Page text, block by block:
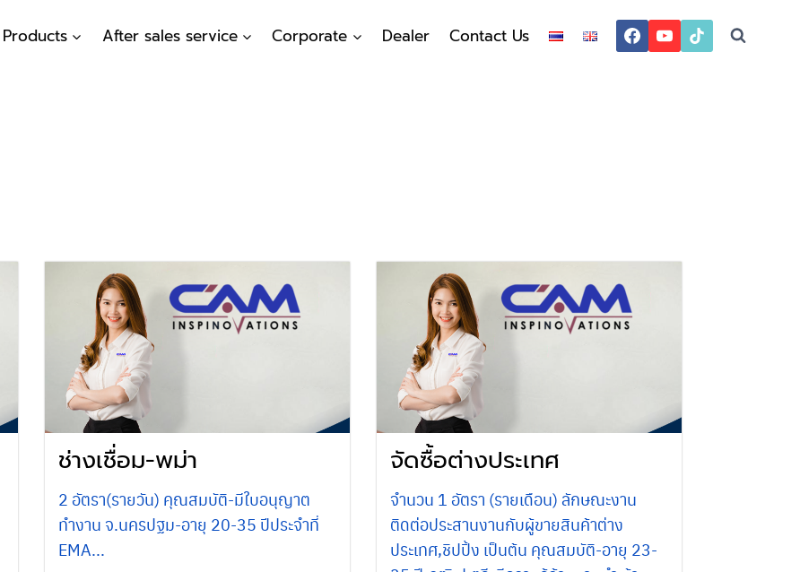
Products After sales service Corporate Dealer Contact Us
ช่างเชื่อม-พม่า
2 อัตรา(รายวัน) คุณสมบัติ-มีใบอนุญาต
ทำงาน จ.นครปฐม-อายุ 20-35 ปีประจำที่
EMA...
จัดซื้อต่างประเทศ
จำนวน 1 อัตรา (รายเดือน) ลักษณะงาน
ติดต่อประสานงานกับผู้ขายสินค้าต่าง
ประเทศ,ชิปปิ้ง เป็นต้น คุณสมบัติ-อายุ 23-